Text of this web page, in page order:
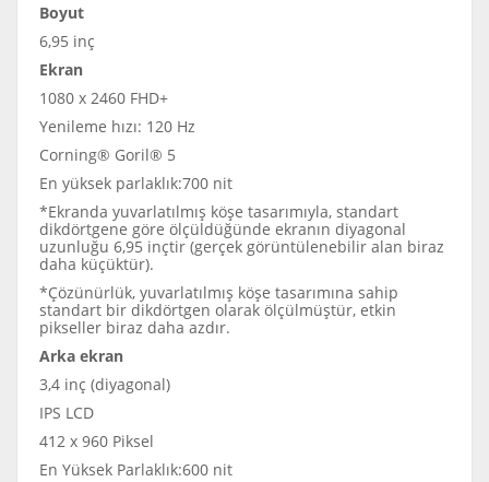
Boyut
6,95 inç
Ekran
1080 x 2460 FHD+
Yenileme hızı: 120 Hz
Corning® Goril® 5
En yüksek parlaklık:700 nit
*Ekranda yuvarlatılmış köşe tasarımıyla, standart
dikdörtgene göre ölçüldüğünde ekranın diyagonal
uzunluğu 6,95 inçtir (gerçek görüntülenebilir alan biraz
daha küçüktür).
*Çözünürlük, yuvarlatılmış köşe tasarımına sahip
standart bir dikdörtgen olarak ölçülmüştür, etkin
pikseller biraz daha azdır.
Arka ekran
3,4 inç (diyagonal)
IPS LCD
412 x 960 Piksel
En Yüksek Parlaklık:600 nit